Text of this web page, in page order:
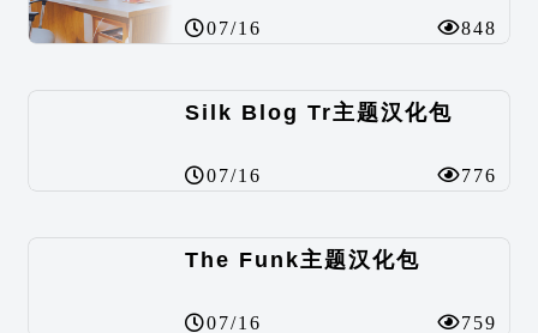
07/16 848
Silk Blog Tr主题汉化包
07/16 776
The Funk主题汉化包
07/16 759